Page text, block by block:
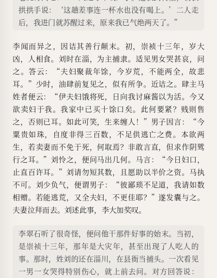
拱拱手说：‘这趟差事连一杯水也没有喝上。’二人走
后，我进门就苏醒过来，原来我已气绝两天了。”
李闻而异之，因诘其善行颠末。初，崇祯十三年，岁大
凶，人相食。刘时在淄，为主捕隶。适见男女哭甚哀，问
之。答云：“夫妇聚裁年馀，今岁荒，不能两全，故悲
耳。”少时，油肆前复见之，似有所争。近诘之。肆主马
姓者便云：“伊夫妇饿将死，日向我讨麻酱以为活。今又
欲卖妇于我。我家中已买十馀口矣。此何要紧？贱则售
之，否则已耳。如此可笑，生来缠人！”男子因言：“今
粟贵如珠，自度非得三百数，不足供逃亡之费。本欲两
生，若卖妻而不免于死，何取焉？非敢言直，但求作阴骘
行之耳。”刘怜之，便问马出几何。马言：“今日妇口，
止直百许耳。”刘请勿短其数，且愿助以半价之资。马执
不可。刘少负气，便谓男子：“彼鄙琐不足道，我请如数
相赠。若能逃荒，又全夫妇，不更佳耶？”遂发囊与之。
夫妻泣拜而去。刘述此事，李大加奖叹。
李翠石听了很奇怪，便问他干那件好事的始末。当初，
是崇祯十三年，那年是大灾年，甚至出现了人吃人的
事。那时，姓刘的还在淄川，在县衙当捕头。一次看见
一男一女哭得特别伤心，就上前去问。对方回答说：